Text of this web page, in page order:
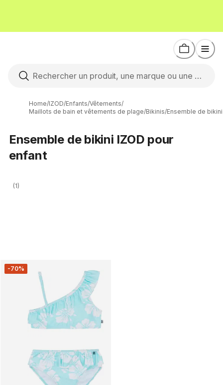
Home/IZOD/Enfants/Vêtements/
Maillots de bain et vêtements de plage/Bikinis/Ensemble de bikini
Ensemble de bikini IZOD pour
enfant
(1)
-70%